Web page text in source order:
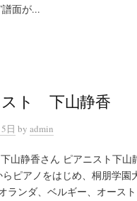
面が...
ト 下山静香
日 by admin
静香さん ピアニスト下山
ピアノをはじめ、桐朋学園
ランダ、ベルギー、オース